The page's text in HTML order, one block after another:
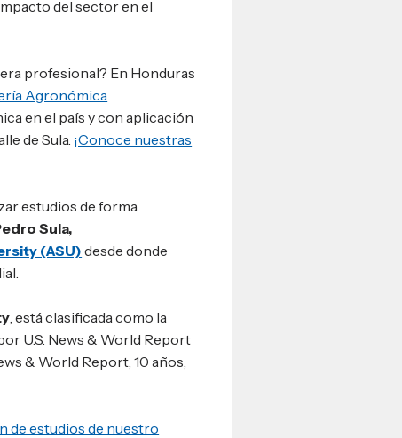
del sector en el
profesional? En Honduras
Agronómica
en el país y con aplicación
de Sula. ¡Conoce nuestras
estudios de forma
Sula,
(ASU) desde donde
, está clasificada como la
U.S. News & World Report
& World Report, 10 años,
de estudios de nuestro